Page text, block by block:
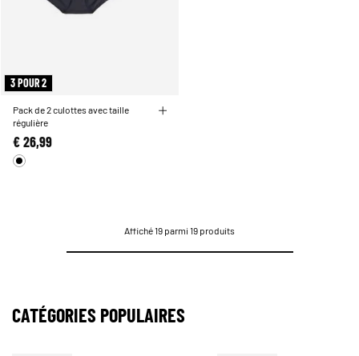
3 POUR 2
Pack de 2 culottes avec taille
régulière
€ 26,99
Affiché 19 parmi 19 produits
CATÉGORIES POPULAIRES